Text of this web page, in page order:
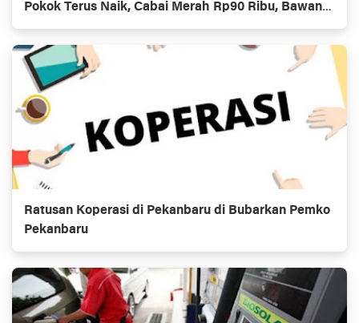
Pokok Terus Naik, Cabai Merah Rp90 Ribu, Bawang
Rp40 Ribu
Ratusan Koperasi di Pekanbaru di Bubarkan Pemko
Pekanbaru